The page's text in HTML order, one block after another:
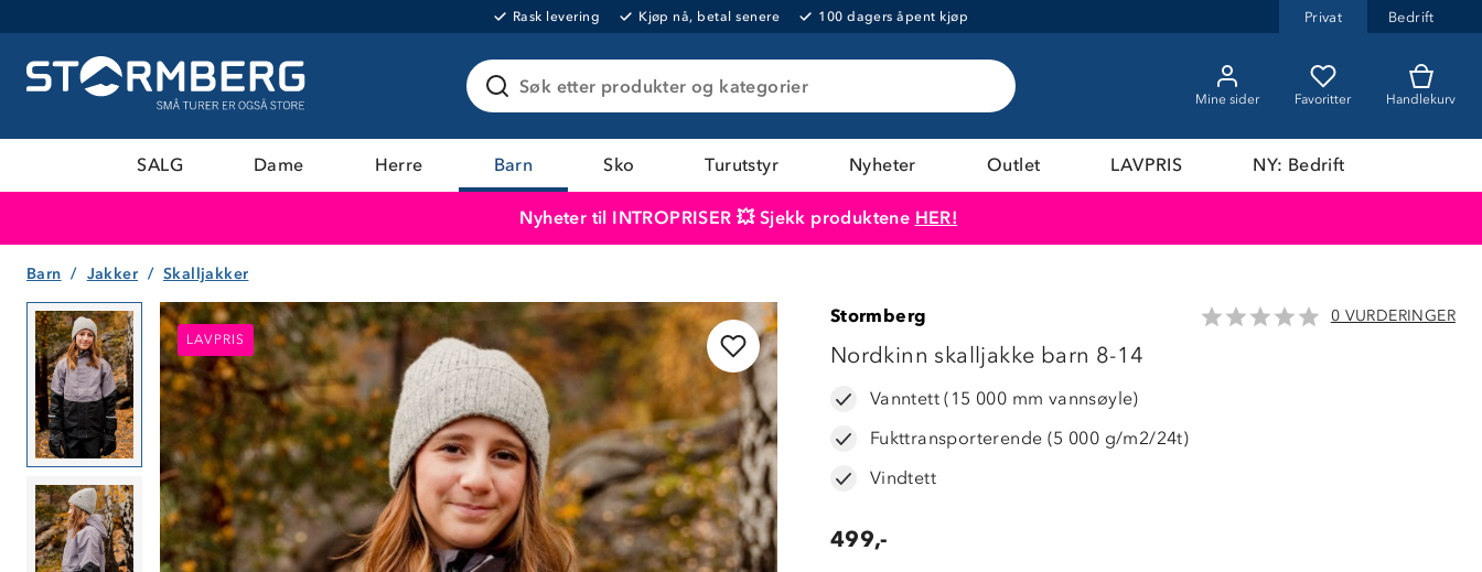
Rask levering Kjøp nå, betal senere 100 dagers åpent kjøp Privat Bedrift
Søk etter produkter og kategorier
Mine sider Favoritter Handlekurv
SALG Dame Herre Barn Sko Turutstyr Nyheter Outlet LAVPRIS NY: Bedrift
Nyheter til INTROPRISER 💥 Sjekk produktene HER!
Barn Jakker Skalljakker
LAVPRIS
LAVPRIS
Stormberg 0 VURDERINGER
Nordkinn skalljakke barn 8-14
Vanntett (15 000 mm vannsøyle)
Fukttransporterende (5 000 g/m2/24t)
Vindtett
499,-